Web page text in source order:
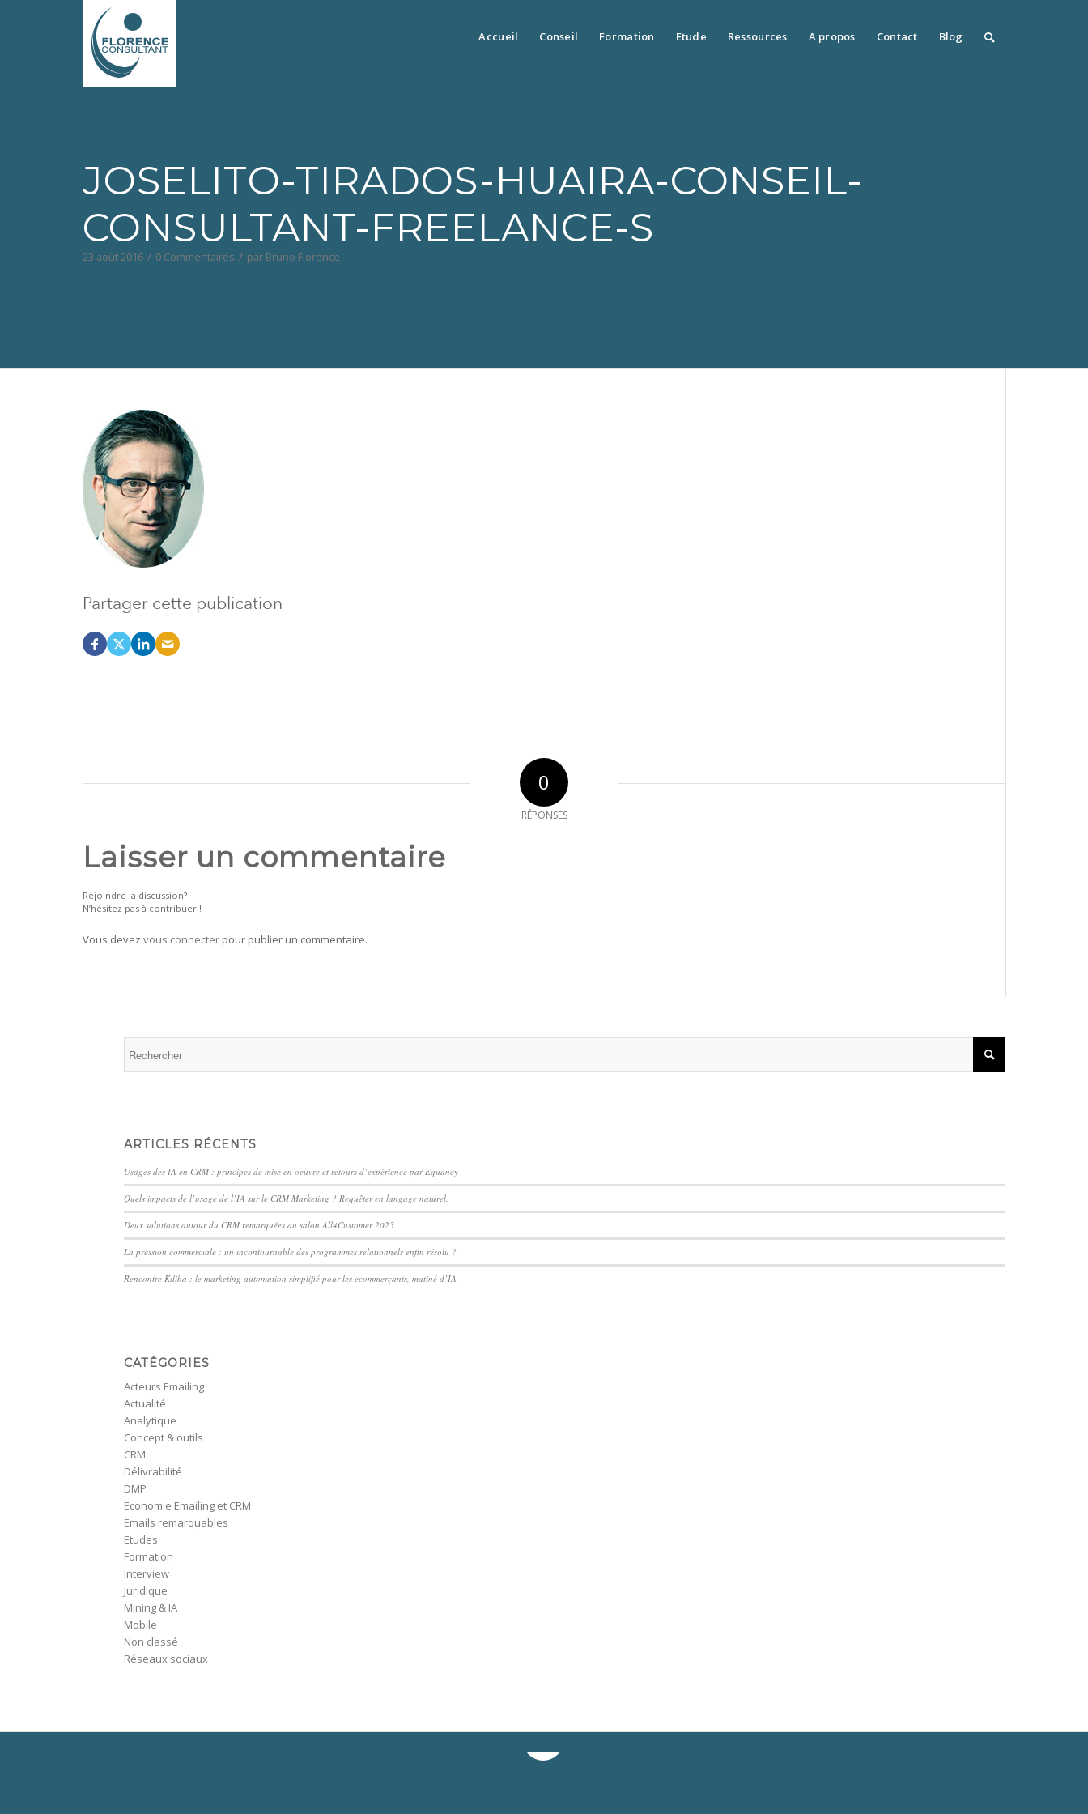
Accueil Conseil Formation Etude Ressources A propos Contact Blog
JOSELITO-TIRADOS-HUAIRA-CONSEIL-
CONSULTANT-FREELANCE-S
23 août 2016 / 0 Commentaires / par Bruno Florence
Partager cette publication
0
RÉPONSES
Laisser un commentaire
Rejoindre la discussion?
N’hésitez pas à contribuer !
Vous devez vous connecter pour publier un commentaire.
ARTICLES RÉCENTS
Usages des IA en CRM : principes de mise en oeuvre et retours d’expérience par Equancy
Quels impacts de l’usage de l’IA sur le CRM Marketing ? Requêter en langage naturel.
Deux solutions autour du CRM remarquées au salon All4Customer 2025
La pression commerciale : un incontournable des programmes relationnels enfin résolu ?
Rencontre Kiliba : le marketing automation simplifié pour les ecommerçants, matiné d’IA
CATÉGORIES
Acteurs Emailing
Actualité
Analytique
Concept & outils
CRM
Délivrabilité
DMP
Economie Emailing et CRM
Emails remarquables
Etudes
Formation
Interview
Juridique
Mining & IA
Mobile
Non classé
Réseaux sociaux